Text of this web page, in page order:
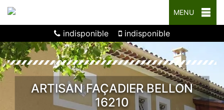
MENU
indisponible indisponible
ARTISAN FAÇADIER BELLON
16210